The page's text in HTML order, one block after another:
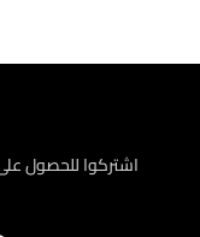
اشتركوا للحصول